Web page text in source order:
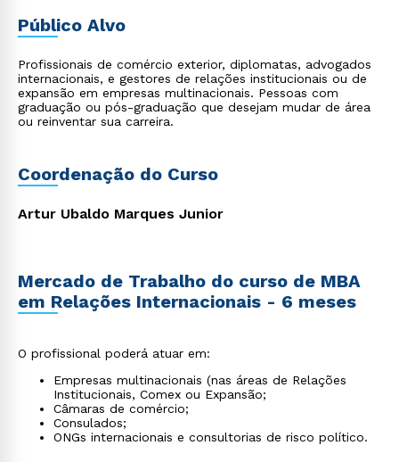
Público Alvo
Profissionais de comércio exterior, diplomatas, advogados
internacionais, e gestores de relações institucionais ou de
expansão em empresas multinacionais. Pessoas com
graduação ou pós-graduação que desejam mudar de área
ou reinventar sua carreira.
Coordenação do Curso
Artur Ubaldo Marques Junior
Mercado de Trabalho do curso de MBA
em Relações Internacionais - 6 meses
O profissional poderá atuar em:
Empresas multinacionais (nas áreas de Relações
Institucionais, Comex ou Expansão;
Câmaras de comércio;
Consulados;
ONGs internacionais e consultorias de risco político.